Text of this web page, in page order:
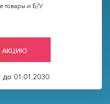
товары и Б/У
АКЦИЮ
до 01.01.2030